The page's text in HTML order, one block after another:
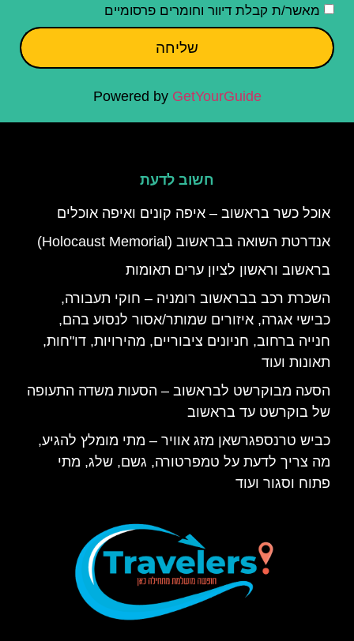
מאשר/ת קבלת דיוור וחומרים פרסומיים
שליחה
Powered by GetYourGuide
חשוב לדעת
אוכל כשר בראשוב – איפה קונים ואיפה אוכלים
אנדרטת השואה בבראשוב (Holocaust Memorial)
בראשוב וראשון לציון ערים תאומות
השכרת רכב בבראשוב רומניה – חוקי תעבורה,
כבישי אגרה, איזורים שמותר/אסור לנסוע בהם,
חנייה ברחוב, חניונים ציבוריים, מהירויות, דו"חות,
תאונות ועוד
הסעה מבוקרשט לבראשוב – הסעות משדה התעופה
של בוקרשט עד בראשוב
כביש טרנספגרשאן מזג אוויר – מתי מומלץ להגיע,
מה צריך לדעת על טמפרטורה, גשם, שלג, מתי
פתוח וסגור ועוד